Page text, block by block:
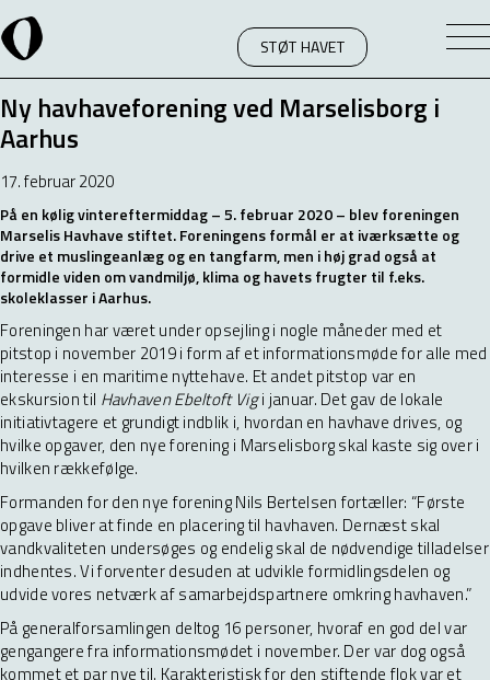
STØT HAVET
Ny havhaveforening ved Marselisborg i
Aarhus
17. februar 2020
På en kølig vintereftermiddag – 5. februar 2020 – blev foreningen
Marselis Havhave stiftet. Foreningens formål er at iværksætte og
drive et muslingeanlæg og en tangfarm, men i høj grad også at
formidle viden om vandmiljø, klima og havets frugter til f.eks.
skoleklasser i Aarhus.
Foreningen har været under opsejling i nogle måneder med et
pitstop i november 2019 i form af et informationsmøde for alle med
interesse i en maritime nyttehave. Et andet pitstop var en
ekskursion til Havhaven Ebeltoft Vigi januar. Det gav de lokale
initiativtagere et grundigt indblik i, hvordan en havhave drives, og
hvilke opgaver, den nye forening i Marselisborg skal kaste sig over i
hvilken rækkefølge.
Formanden for den nye forening Nils Bertelsen fortæller: “Første
opgave bliver at finde en placering til havhaven. Dernæst skal
vandkvaliteten undersøges og endelig skal de nødvendige tilladelser
indhentes. Vi forventer desuden at udvikle formidlingsdelen og
udvide vores netværk af samarbejdspartnere omkring havhaven.”
På generalforsamlingen deltog 16 personer, hvoraf en god del var
gengangere fra informationsmødet i november. Der var dog også
kommet et par nye til. Karakteristisk for den stiftende flok var et